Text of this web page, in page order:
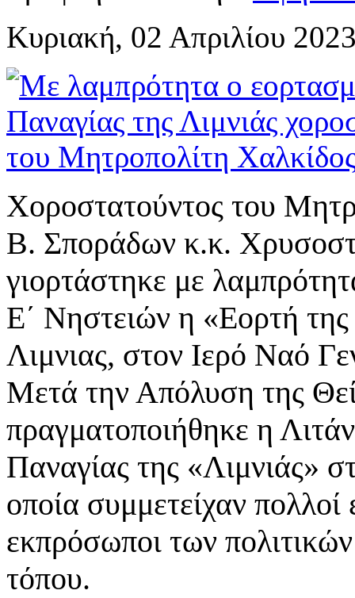
Κυριακή, 02 Απριλίου
Χοροστατούντος του
Β. Σποράδων κ.κ.
γιορτάστηκε με
Ε΄ Νηστειών η «Εορτή
Λιμνιας, στον Ιερό Ναό
Μετά την Απόλυση της
πραγματοποιήθηκε η
Παναγίας της «Λιμνιάς»
οποία συμμετείχαν πολλοί
εκπρόσωποι των
τόπου.